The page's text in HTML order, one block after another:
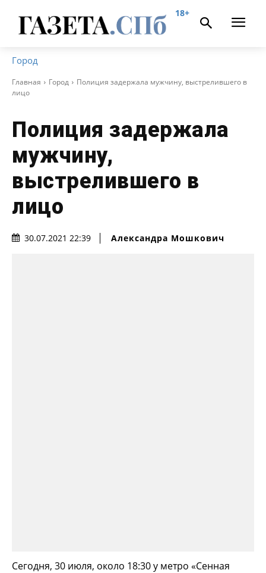
18+
Город
Главная Город
Полиция задержала мужчину, выстрелившего в
лицо
Полиция задержала
мужчину,
выстрелившего в
лицо
30.07.2021 22:39 Александра Мошкович
Сегодня, 30 июля, около 18:30 у метро «Сенная